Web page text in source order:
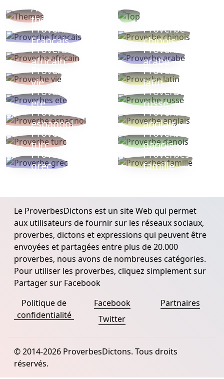
Autres
thèmes
Proverbe
Français
Proverbe
chinois
Proverbe
africain
Proverbe
arabe
Proverbe
vie
Proverbe
latin
Proverbes
ete
Proverbe
russe
Proverbe
espagnol
Proverbe
anglais
Proverbe
turc
Proverbe
danois
Proverbe
grec
Proverbes
famille
Le ProverbesDictons est un site Web qui permet
aux utilisateurs de fournir sur les réseaux sociaux,
proverbes, dictons et expressions qui peuvent être
envoyées et partagées entre plus de 20.000
proverbes, nous avons de nombreuses catégories.
Pour utiliser les proverbes, cliquez simplement sur
Partager sur Facebook
Politique de
confidentialité
Facebook
Twitter
Partnaires
© 2014-2026 ProverbesDictons. Tous droits
réservés.